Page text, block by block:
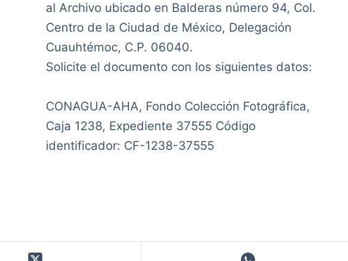
al Archivo ubicado en Balderas número 94, Col.
Centro de la Ciudad de México, Delegación
Cuauhtémoc, C.P. 06040.
Solicite el documento con los siguientes datos:
CONAGUA-AHA, Fondo Colección Fotográfica,
Caja 1238, Expediente 37555 Código
identificador: CF-1238-37555